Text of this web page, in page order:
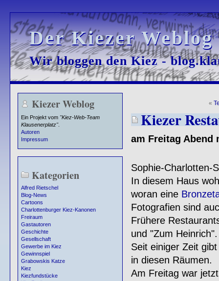
Der Kiezer
Der Kiezer
Wir bloggen den Kiez -
Wir bloggen den Kiez -
Kiezer Weblog
Ein Projekt vom "Kiez-Web-Team
Klausenerplatz".
Autoren
Impressum
Kategorien
Alfred Rietschel
Blog-News
Cartoons
Charlottenburger Kiez-Kanonen
Freiraum
Gastautoren
Geschichte
Gesellschaft
Gewerbe im Kiez
Gewinnspiel
Grabowskis Katze
Kiez
Kiezfundstücke
«
Kiezer
am Freitag Abend
Sophie-Charlotten-
In diesem Haus
woran eine
Fotografien sind
Frühere
und "Zum Heinrich".
Seit einiger Zeit
in diesen Räumen.
Am Freitag war